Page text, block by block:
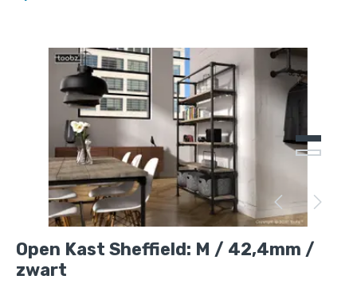
Open Kast Sheffield: M / 42,4mm /
zwart